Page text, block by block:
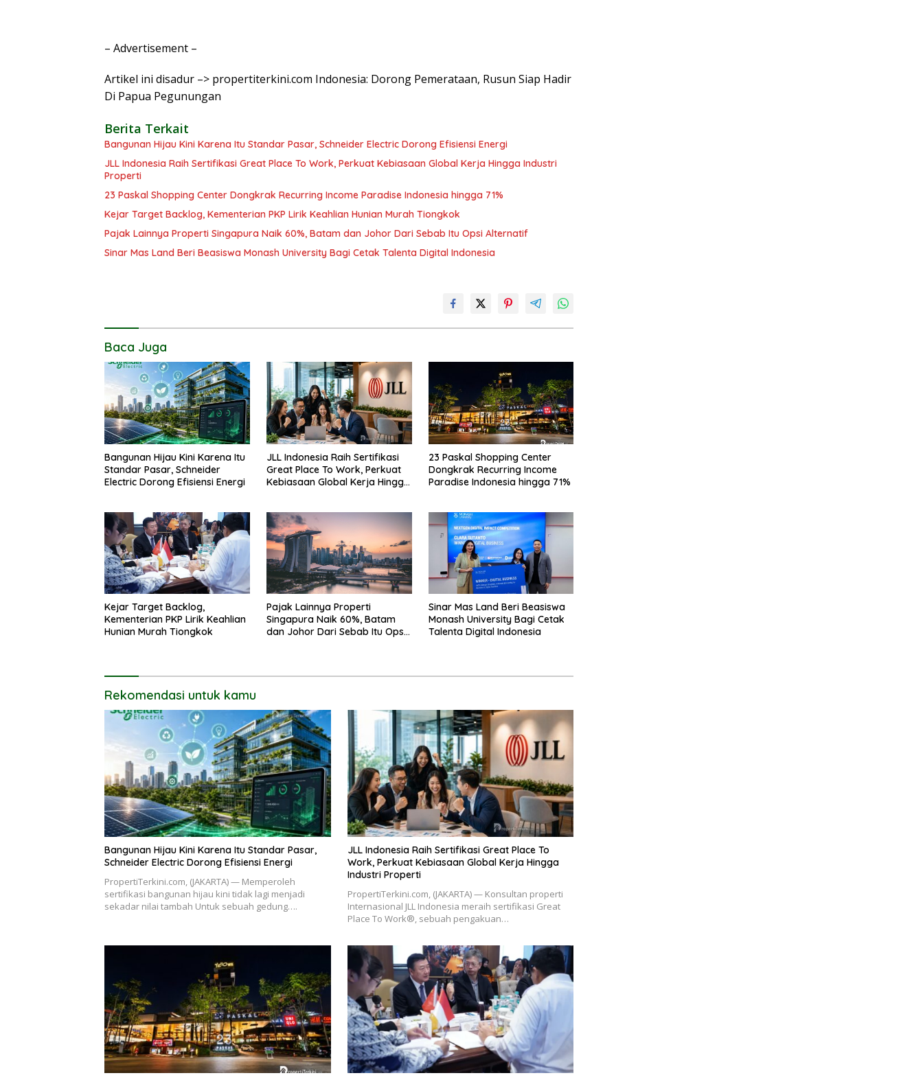
– Advertisement –
Artikel ini disadur –> propertiterkini.com Indonesia: Dorong Pemerataan, Rusun Siap Hadir
Di Papua Pegunungan
Berita Terkait
Bangunan Hijau Kini Karena Itu Standar Pasar, Schneider Electric Dorong Efisiensi Energi
JLL Indonesia Raih Sertifikasi Great Place To Work, Perkuat Kebiasaan Global Kerja Hingga Industri
Properti
23 Paskal Shopping Center Dongkrak Recurring Income Paradise Indonesia hingga 71%
Kejar Target Backlog, Kementerian PKP Lirik Keahlian Hunian Murah Tiongkok
Pajak Lainnya Properti Singapura Naik 60%, Batam dan Johor Dari Sebab Itu Opsi Alternatif
Sinar Mas Land Beri Beasiswa Monash University Bagi Cetak Talenta Digital Indonesia
Baca Juga
Bangunan Hijau Kini Karena Itu
Standar Pasar, Schneider
Electric Dorong Efisiensi Energi
JLL Indonesia Raih Sertifikasi
Great Place To Work, Perkuat
Kebiasaan Global Kerja Hingga
23 Paskal Shopping Center
Dongkrak Recurring Income
Paradise Indonesia hingga 71%
Kejar Target Backlog,
Kementerian PKP Lirik Keahlian
Hunian Murah Tiongkok
Pajak Lainnya Properti
Singapura Naik 60%, Batam
dan Johor Dari Sebab Itu Opsi
Sinar Mas Land Beri Beasiswa
Monash University Bagi Cetak
Talenta Digital Indonesia
Rekomendasi untuk kamu
Bangunan Hijau Kini Karena Itu Standar Pasar,
Schneider Electric Dorong Efisiensi Energi
PropertiTerkini.com, (JAKARTA) — Memperoleh
sertifikasi bangunan hijau kini tidak lagi menjadi
sekadar nilai tambah Untuk sebuah gedung….
JLL Indonesia Raih Sertifikasi Great Place To
Work, Perkuat Kebiasaan Global Kerja Hingga
Industri Properti
PropertiTerkini.com, (JAKARTA) — Konsultan properti
Internasional JLL Indonesia meraih sertifikasi Great
Place To Work®, sebuah pengakuan…